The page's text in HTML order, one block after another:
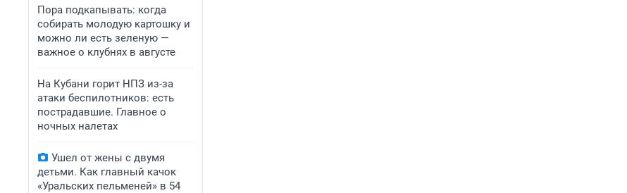
Пора подкапывать: когда
собирать молодую картошку и
можно ли есть зеленую —
важное о клубнях в августе
На Кубани горит НПЗ из-за
атаки беспилотников: есть
пострадавшие. Главное о
ночных налетах
Ушел от жены с двумя
детьми. Как главный качок
«Уральских пельменей» в 54